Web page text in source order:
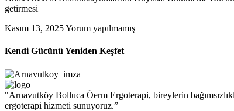
getirmesi
Kasım 13, 2025Yorum yapılmamış
Kendi Gücünü Yeniden Keşfet
"Arnavutköy Bolluca Öerm Ergoterapi, bireylerin
ergoterapi hizmeti sunuyoruz.”